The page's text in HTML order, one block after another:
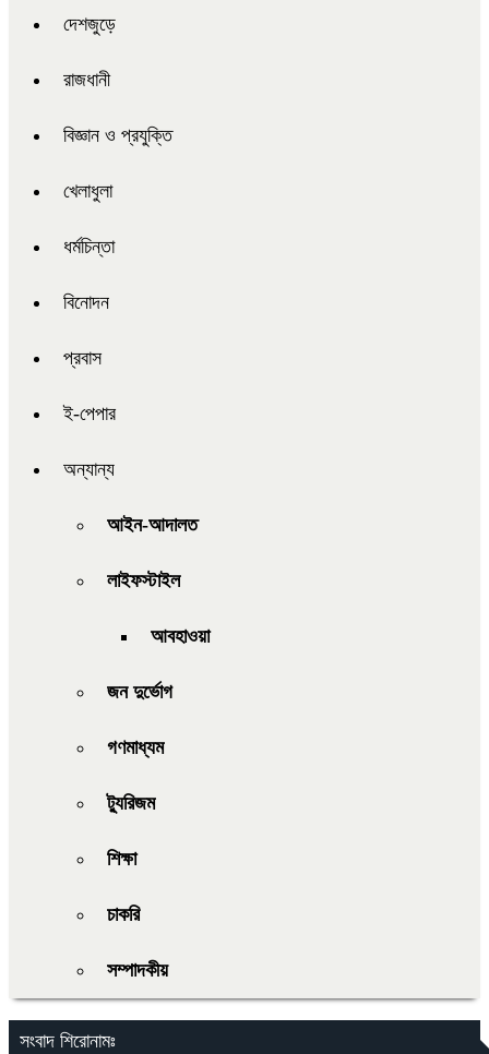
দেশজুড়ে
রাজধানী
বিজ্ঞান ও প্রযুক্তি
খেলাধুলা
ধর্মচিন্তা
বিনোদন
প্রবাস
ই-পেপার
অন্যান্য
আইন-আদালত
লাইফস্টাইল
আবহাওয়া
জন দুর্ভোগ
গণমাধ্যম
ট্যুরিজম
শিক্ষা
চাকরি
সম্পাদকীয়
সংবাদ শিরোনামঃ